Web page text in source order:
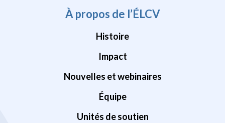
À propos de l’ÉLCV
Histoire
Impact
Nouvelles et webinaires
Équipe
Unités de soutien